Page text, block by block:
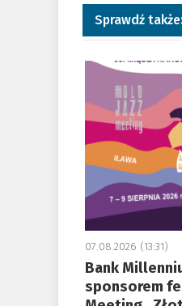
Sprawdź
a
07.08.2026 (13:31)
Bank
sponsorem